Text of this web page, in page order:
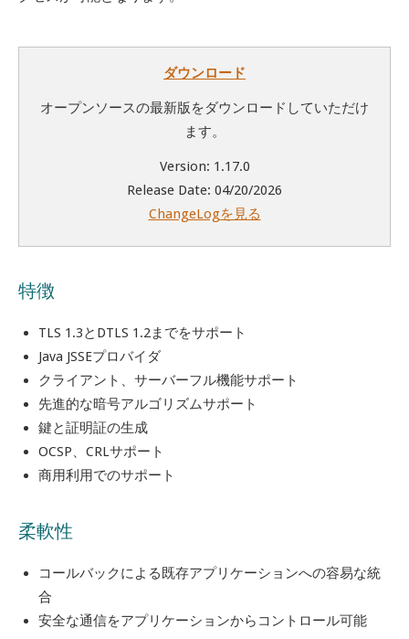
ダウンロード
オープンソースの最新版をダウンロードしていただけ
ます。
Version: 1.17.0
Release Date: 04/20/2026
ChangeLogを見る
特徴
TLS 1.3とDTLS 1.2までをサポート
Java JSSEプロバイダ
クライアント、サーバーフル機能サポート
先進的な暗号アルゴリズムサポート
鍵と証明証の生成
OCSP、CRLサポート
商用利用でのサポート
柔軟性
コールバックによる既存アプリケーションへの容易な統
合
安全な通信をアプリケーションからコントロール可能